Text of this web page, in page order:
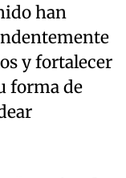
han
y fortalecer
forma de